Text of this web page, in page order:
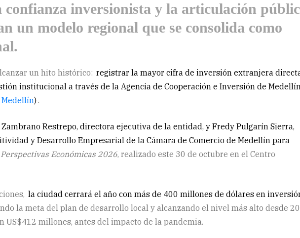
confianza inversionista y la articulación
un modelo regional que se consolida como
un hito histórico: registrar la mayor cifra de inversión extranjera
institucional a través de la Agencia de Cooperación e Inversión de
Medellín).
Restrepo, directora ejecutiva de la entidad, y Fredy Pulgarín Sierra,
y Desarrollo Empresarial de la Cámara de Comercio de Medellín para
Perspectivas Económicas 2026, realizado este 30 de octubre en el Centro
la ciudad cerrará el año con más de 400 millones de dólares en
la meta del plan de desarrollo local y alcanzando el nivel más alto desde
US$412 millones, antes del impacto de la pandemia.